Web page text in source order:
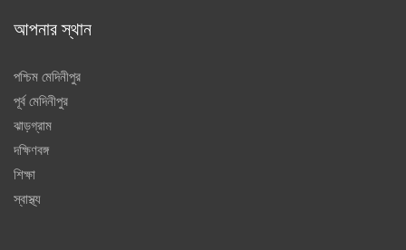
আপনার স্থান
পশ্চিম মেদিনীপুর
পূর্ব মেদিনীপুর
ঝাড়গ্রাম
দক্ষিণবঙ্গ
শিক্ষা
স্বাস্থ্য